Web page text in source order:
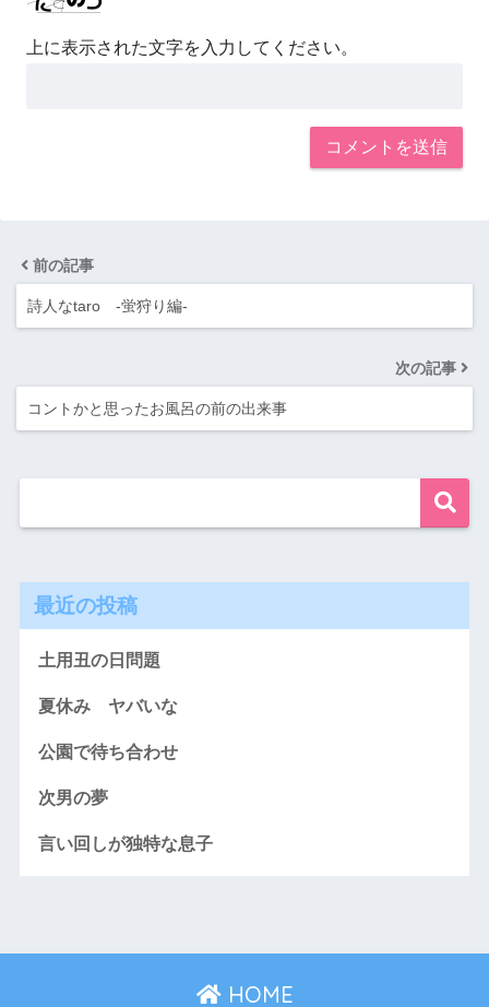
上に表示された文字を入力してください。
前の記事
詩人なtaro -蛍狩り編-
次の記事
コントかと思ったお風呂の前の出来事
最近の投稿
土用丑の日問題
夏休み ヤバいな
公園で待ち合わせ
次男の夢
言い回しが独特な息子
HOME